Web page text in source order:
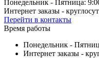
Понедельник - Пятница:
Интернет заказы -
Перейти в контакты
Время работы
Понедельник -
Интернет заказы -